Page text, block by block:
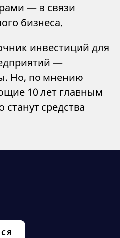
— в связи
бизнеса.
инвестиций для
—
Но, по мнению
10 лет главным
станут средства